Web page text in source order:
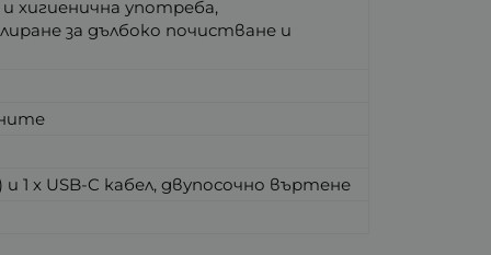
хигиенична употреба,
за дълбоко почистване и
1 x USB-C кабел, двупосочно въртене